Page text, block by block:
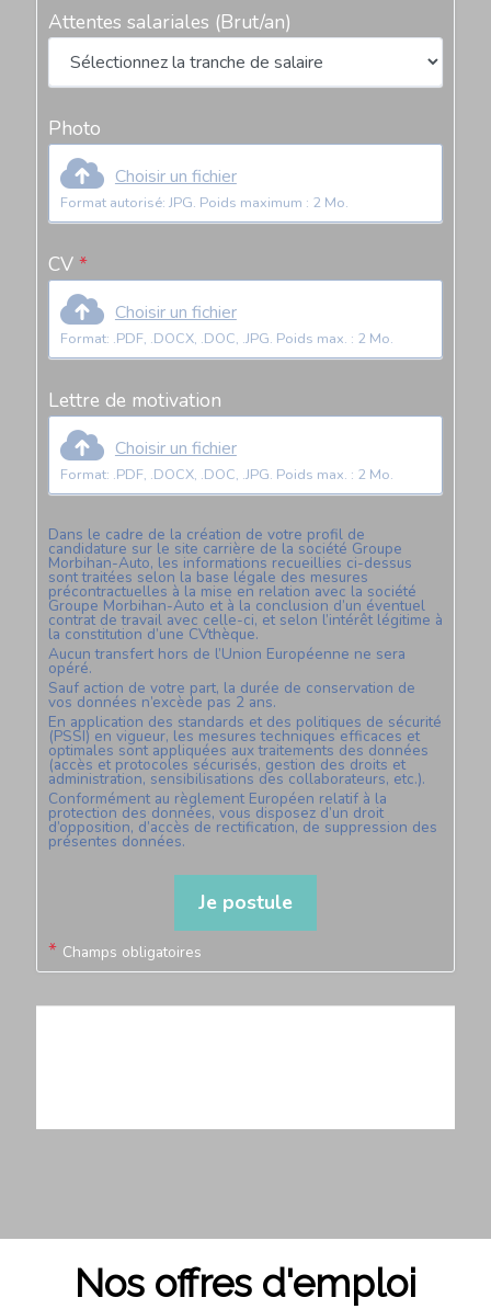
Attentes salariales (Brut/an)
Photo
Choisir un fichier
Format autorisé: JPG. Poids maximum : 2 Mo.
CV *
Choisir un fichier
Format: .PDF, .DOCX, .DOC, .JPG. Poids max. : 2 Mo.
Lettre de motivation
Choisir un fichier
Format: .PDF, .DOCX, .DOC, .JPG. Poids max. : 2 Mo.
Dans le cadre de la création de votre profil de
candidature sur le site carrière de la société Groupe
Morbihan-Auto, les informations recueillies ci-dessus
sont traitées selon la base légale des mesures
précontractuelles à la mise en relation avec la société
Groupe Morbihan-Auto et à la conclusion d’un éventuel
contrat de travail avec celle-ci, et selon l’intérêt légitime à
la constitution d’une CVthèque.
Aucun transfert hors de l’Union Européenne ne sera
opéré.
Sauf action de votre part, la durée de conservation de
vos données n’excède pas 2ans.
En application des standards et des politiques de sécurité
(PSSI) en vigueur, les mesures techniques efficaces et
optimales sont appliquées aux traitements des données
(accès et protocoles sécurisés, gestion des droits et
administration, sensibilisations des collaborateurs, etc.).
Conformément au règlement Européen relatif à la
protection des données, vous disposez d’un droit
d’opposition, d’accès de rectification, de suppression des
présentes données.
Je postule
* Champs obligatoires
Nos offres d'emploi